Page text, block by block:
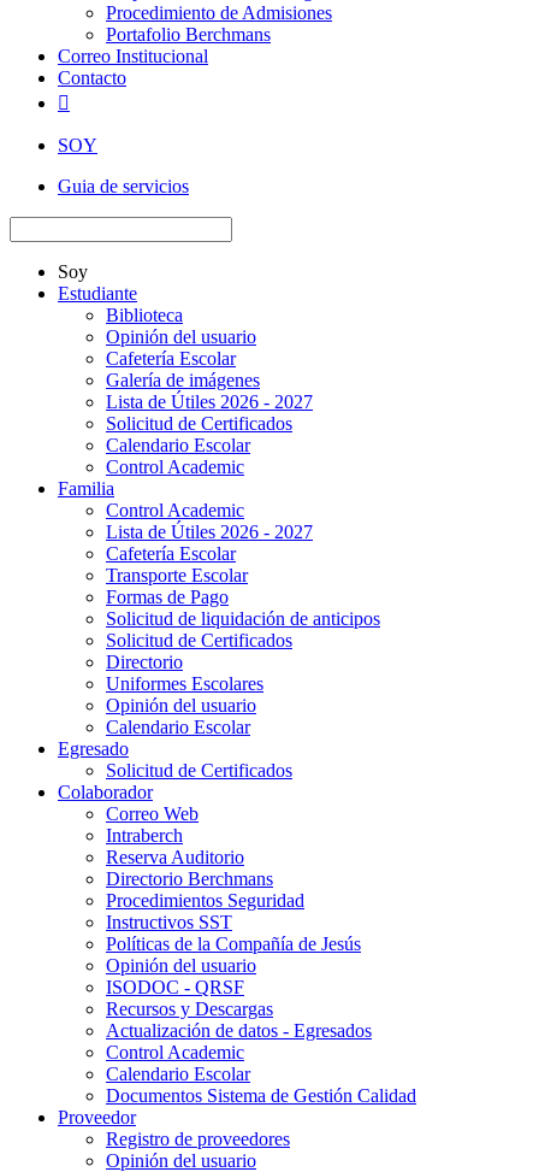
Procedimiento de Admisiones
Portafolio Berchmans
Correo Institucional
Contacto

SOY
Guia de servicios
Soy
Estudiante
Biblioteca
Opinión del usuario
Cafetería Escolar
Galería de imágenes
Lista de Útiles 2026 - 2027
Solicitud de Certificados
Calendario Escolar
Control Academic
Familia
Control Academic
Lista de Útiles 2026 - 2027
Cafetería Escolar
Transporte Escolar
Formas de Pago
Solicitud de liquidación de anticipos
Solicitud de Certificados
Directorio
Uniformes Escolares
Opinión del usuario
Calendario Escolar
Egresado
Solicitud de Certificados
Colaborador
Correo Web
Intraberch
Reserva Auditorio
Directorio Berchmans
Procedimientos Seguridad
Instructivos SST
Políticas de la Compañía de Jesús
Opinión del usuario
ISODOC - QRSF
Recursos y Descargas
Actualización de datos - Egresados
Control Academic
Calendario Escolar
Documentos Sistema de Gestión Calidad
Proveedor
Registro de proveedores
Opinión del usuario